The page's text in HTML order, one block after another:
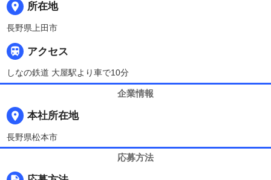
place 所在地
長野県上田市
 アクセス
しなの鉄道 大屋駅より車で10分
企業情報
place 本社所在地
長野県松本市
応募方法